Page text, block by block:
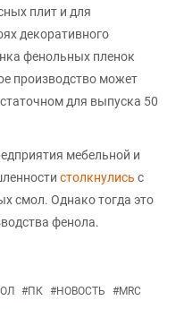
плит и для
декоративного
фенольных пленок
производство может
для выпуска 50
мебельной и
столкнулись с
смол. Однако тогда это
фенола.
#ПК #НОВОСТЬ #MRC